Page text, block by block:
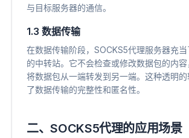
与目标服务器的通信。
1.3 数据传输
在数据传输阶段，SOCKS5代理服务器充当
的中转站。它不会检查或修改数据包的内
将数据包从一端转发到另一端。这种透明
了数据传输的完整性和匿名性。
二、SOCKS5代理的应用场景